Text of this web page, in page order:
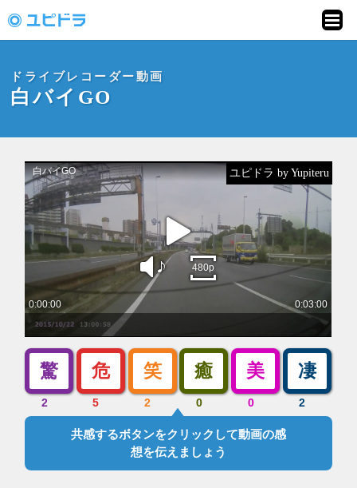
ピドラ」
ドライブレコーダー動画
白バイGO
ユピドラ by Yupiteru
驚
2
危
5
笑
2
癒
0
美
0
凄
2
共感するボタンをクリックして動画の感
想を伝えましょう